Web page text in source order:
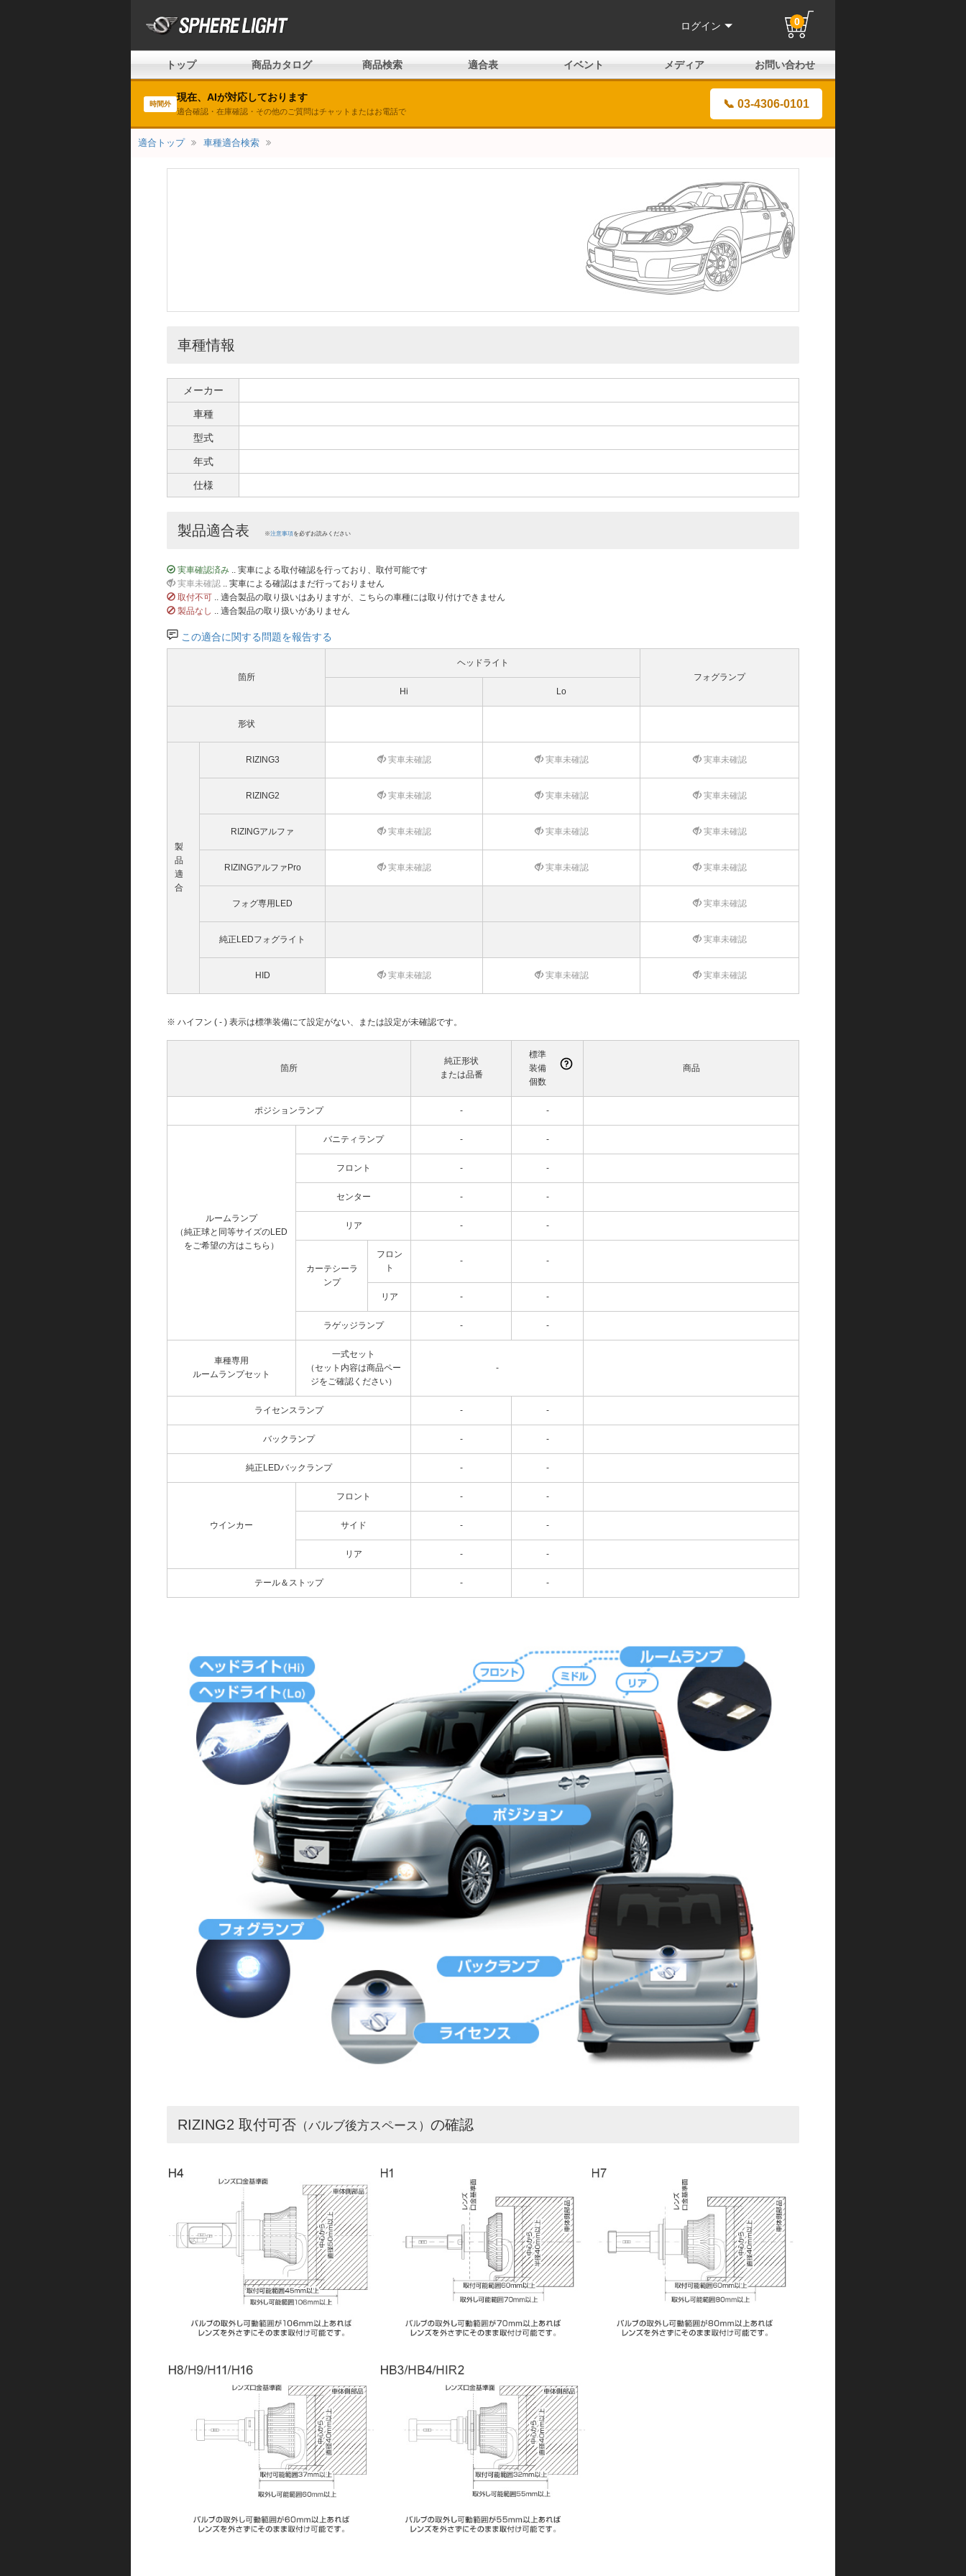
ログイン 0
トップ 商品カタログ 商品検索 適合表 イベント メディア お問い合わせ
時間外
現在、AIが対応しております
適合確認・在庫確認・その他のご質問はチャットまたはお電話で
📞 03-4306-0101
適合トップ 車種適合検索
車種情報
メーカー
車種
型式
年式
仕様
製品適合表 ※注意事項を必ずお読みください
実車確認済み .. 実車による取付確認を行っており、取付可能です
実車未確認 .. 実車による確認はまだ行っておりません
取付不可 .. 適合製品の取り扱いはありますが、こちらの車種には取り付けできません
製品なし .. 適合製品の取り扱いがありません
この適合に関する問題を報告する
箇所
ヘッドライト
フォグランプ
Hi
Lo
形状
製
品
適
合
RIZING3 実車未確認 実車未確認 実車未確認
RIZING2 実車未確認 実車未確認 実車未確認
RIZINGアルファ 実車未確認 実車未確認 実車未確認
RIZINGアルファPro 実車未確認 実車未確認 実車未確認
フォグ専用LED 実車未確認
純正LEDフォグライト 実車未確認
HID 実車未確認 実車未確認 実車未確認
※ ハイフン ( - ) 表示は標準装備にて設定がない、または設定が未確認です。
箇所
純正形状
または品番
標準
装備
個数
商品
ポジションランプ - -
ルームランプ
（純正球と同等サイズのLED
をご希望の方はこちら）
バニティランプ - -
フロント - -
センター - -
リア - -
カーテシーラ
ンプ
フロン
ト
- -
リア - -
ラゲッジランプ - -
車種専用
ルームランプセット
一式セット
（セット内容は商品ペー
ジをご確認ください）
-
ライセンスランプ - -
バックランプ - -
純正LEDバックランプ - -
ウインカー
フロント - -
サイド - -
リア - -
テール＆ストップ - -
RIZING2 取付可否 （バルブ後方スペース） の確認